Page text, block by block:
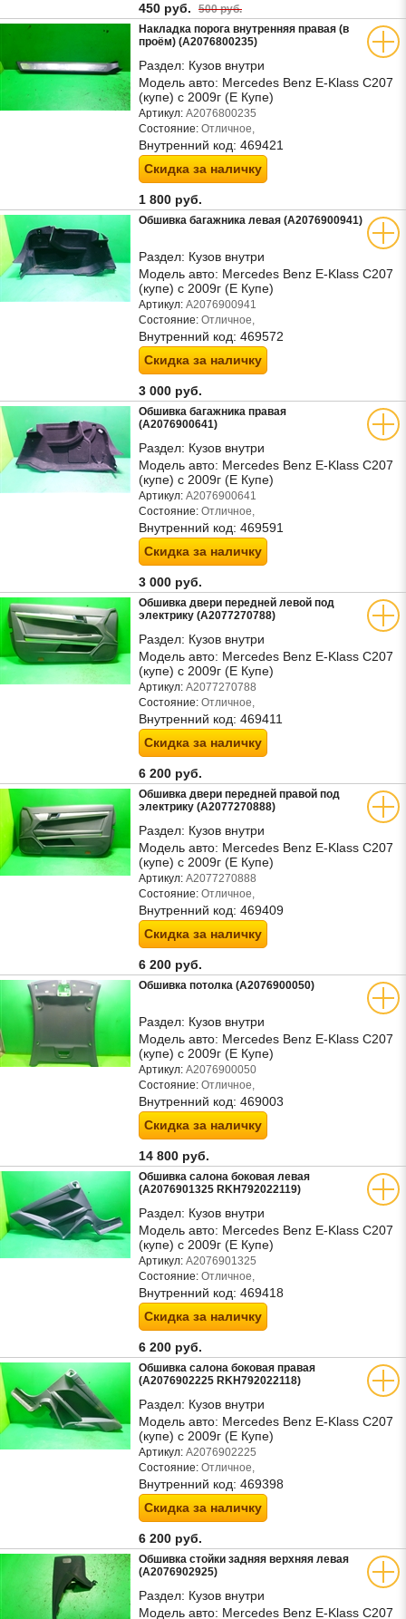
450 руб. 500 руб.
Накладка порога внутренняя правая (в
проём) (A2076800235)
Раздел: Кузов внутри
Модель авто: Mercedes Benz E-Klass C207
(купе) с 2009г (Е Купе)
Артикул: A2076800235
Состояние: Отличное,
Внутренний код: 469421
Скидка за наличку
1 800 руб.
Обшивка багажника левая (A2076900941)
Раздел: Кузов внутри
Модель авто: Mercedes Benz E-Klass C207
(купе) с 2009г (Е Купе)
Артикул: A2076900941
Состояние: Отличное,
Внутренний код: 469572
Скидка за наличку
3 000 руб.
Обшивка багажника правая
(A2076900641)
Раздел: Кузов внутри
Модель авто: Mercedes Benz E-Klass C207
(купе) с 2009г (Е Купе)
Артикул: A2076900641
Состояние: Отличное,
Внутренний код: 469591
Скидка за наличку
3 000 руб.
Обшивка двери передней левой под
электрику (A2077270788)
Раздел: Кузов внутри
Модель авто: Mercedes Benz E-Klass C207
(купе) с 2009г (Е Купе)
Артикул: A2077270788
Состояние: Отличное,
Внутренний код: 469411
Скидка за наличку
6 200 руб.
Обшивка двери передней правой под
электрику (A2077270888)
Раздел: Кузов внутри
Модель авто: Mercedes Benz E-Klass C207
(купе) с 2009г (Е Купе)
Артикул: A2077270888
Состояние: Отличное,
Внутренний код: 469409
Скидка за наличку
6 200 руб.
Обшивка потолка (A2076900050)
Раздел: Кузов внутри
Модель авто: Mercedes Benz E-Klass C207
(купе) с 2009г (Е Купе)
Артикул: A2076900050
Состояние: Отличное,
Внутренний код: 469003
Скидка за наличку
14 800 руб.
Обшивка салона боковая левая
(A2076901325 RKH792022119)
Раздел: Кузов внутри
Модель авто: Mercedes Benz E-Klass C207
(купе) с 2009г (Е Купе)
Артикул: A2076901325
Состояние: Отличное,
Внутренний код: 469418
Скидка за наличку
6 200 руб.
Обшивка салона боковая правая
(A2076902225 RKH792022118)
Раздел: Кузов внутри
Модель авто: Mercedes Benz E-Klass C207
(купе) с 2009г (Е Купе)
Артикул: A2076902225
Состояние: Отличное,
Внутренний код: 469398
Скидка за наличку
6 200 руб.
Обшивка стойки задняя верхняя левая
(A2076902925)
Раздел: Кузов внутри
Модель авто: Mercedes Benz E-Klass C207